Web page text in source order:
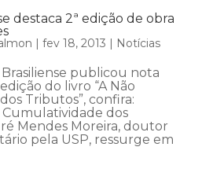
destaca 2ª edição de obra
fev 18, 2013 Notícias
publicou nota
do livro “A Não
Tributos”, confira:
dos
Mendes Moreira, doutor
pela USP, ressurge em